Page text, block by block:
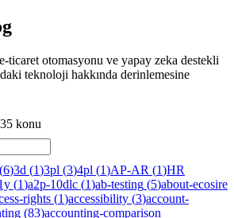
ticaret otomasyonu ve yapay zeka destekli
teknoloji hakkında derinlemesine
konu
(6)3d (1)3pl (3)4pl (1)AP-AR (1)HR
(1)a2p-10dlc (1)ab-testing (5)about-ecosire
rights (1)accessibility (3)account-
(83)accounting-comparison